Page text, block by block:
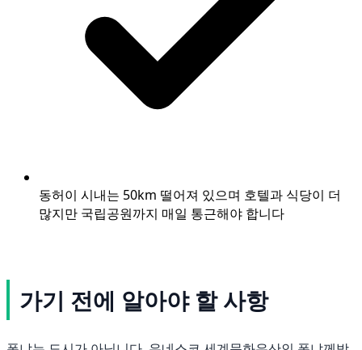
동허이 시내는 50km 떨어져 있으며 호텔과 식당이 더
많지만 국립공원까지 매일 통근해야 합니다
가기 전에 알아야 할 사항